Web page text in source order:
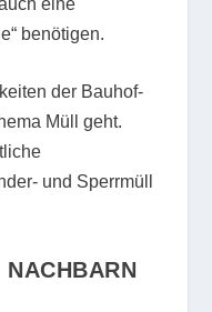
benötigen.
der Bauhof-
Müll geht.
und Sperrmüll